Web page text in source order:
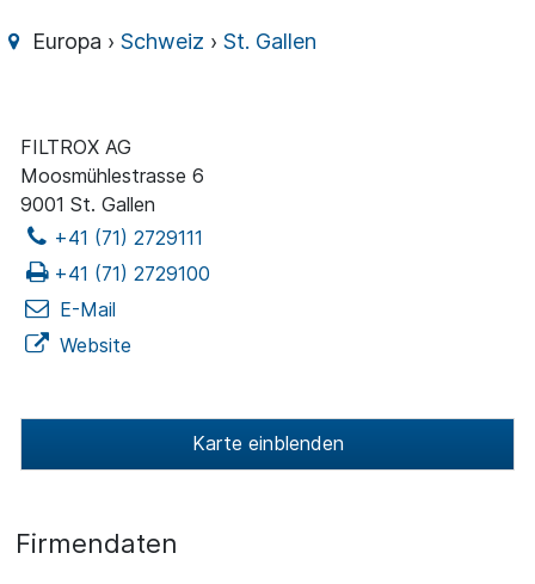
Europa ›Schweiz ›St. Gallen
FILTROX AG
Moosmühlestrasse 6
9001 St. Gallen
+41 (71) 2729111
+41 (71) 2729100
E-Mail
Website
Karte einblenden
Firmendaten